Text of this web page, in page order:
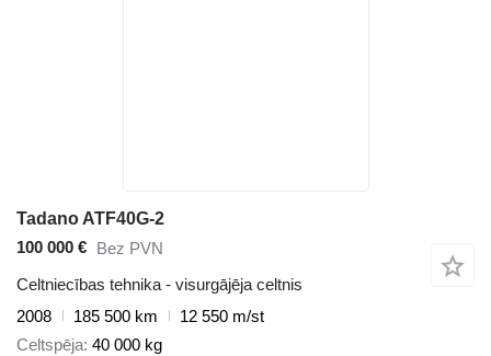
Tadano ATF40G-2
100 000 € Bez PVN
Celtniecības tehnika - visurgājēja celtnis
2008
185 500 km
12 550 m/st
Celtspēja 40 000 kg